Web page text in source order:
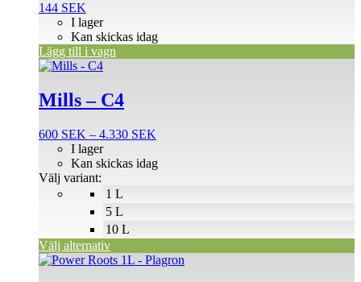
144 SEK
I lager
Kan skickas idag
Lägg till i vagn
Mills – C4
600 SEK – 4.330 SEK
till
1 L
5 L
10 L
I lager
Kan skickas idag
Välj variant:
Välj alternativ
Den
produkten
har
varianter.
olika
alternativen
produktsidan